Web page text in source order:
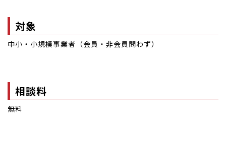
対象
中小・小規模事業者（会員・非会員問わず）
相談料
無料